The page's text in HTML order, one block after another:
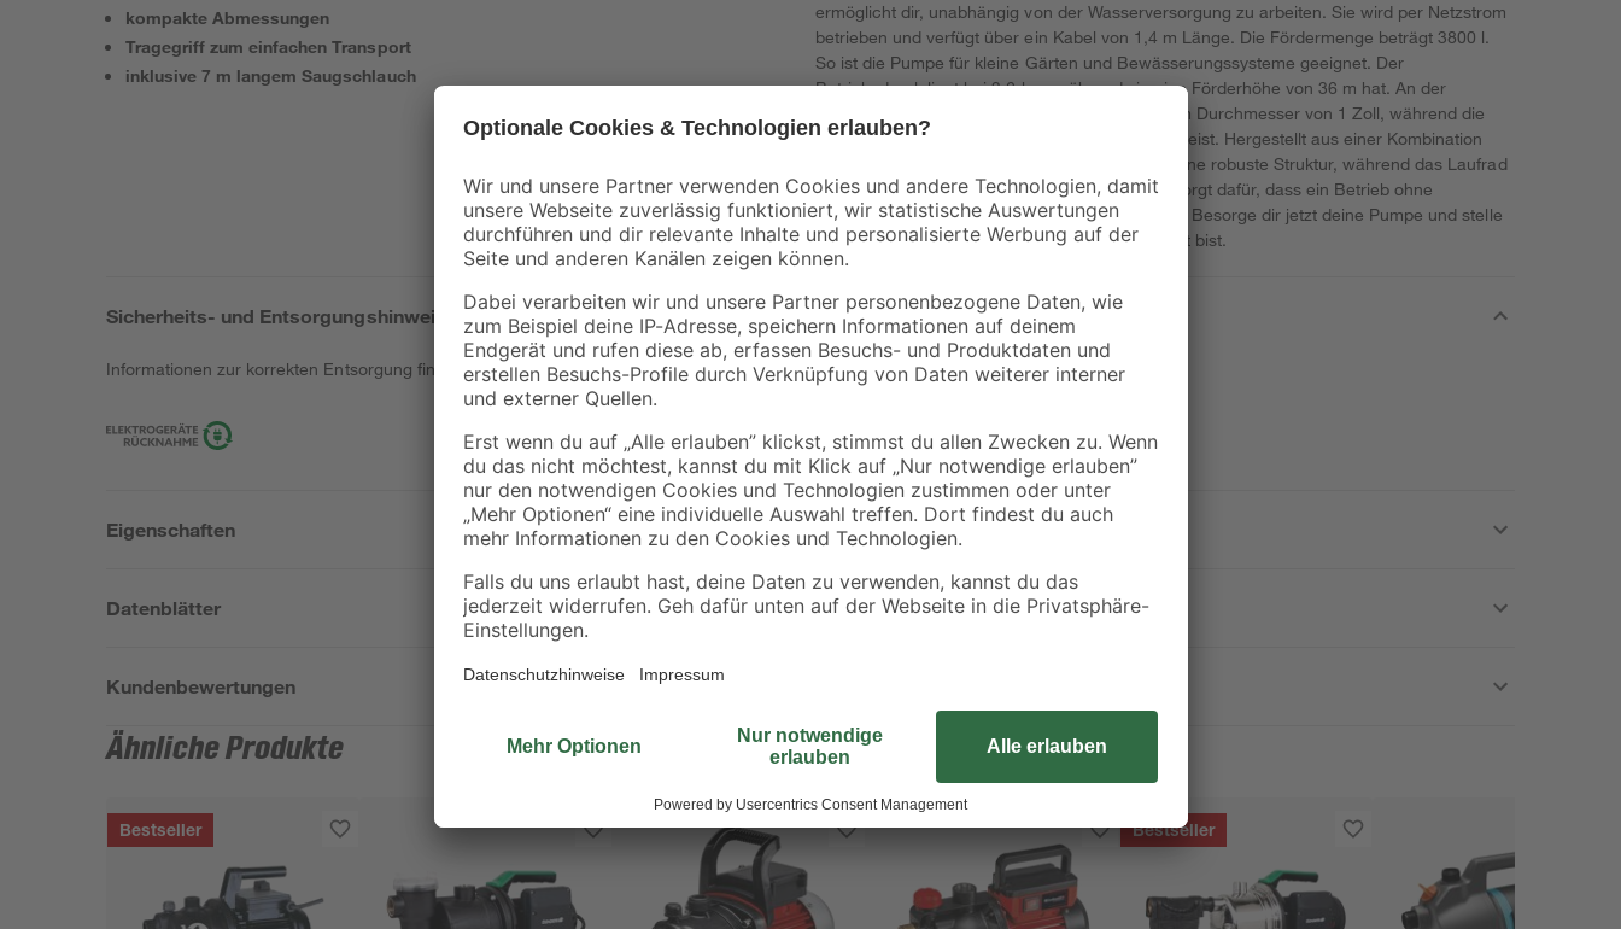
kompakte Abmessungen
Tragegriff zum einfachen Transport
inklusive 7 m langem Saugschlauch
ermöglicht dir, unabhängig von der Wasserversorgung zu arbeiten. Sie wird per Netzstrom
betrieben und verfügt über ein Kabel von 1,4 m Länge. Die Fördermenge beträgt 3800 l.
So ist die Pumpe für kleine Gärten und Bewässerungssysteme geeignet. Der
Betriebsdruck liegt bei 3,6 bar, während sie eine Förderhöhe von 36 m hat. An der
Druckseite befindet sich ein Anschluss mit einem Durchmesser von 1 Zoll, während die
Saugseite ebenfalls einen 1-Zoll-Anschluss aufweist. Hergestellt aus einer Kombination
von Kunststoff und Metall, bietet das Gehäuse eine robuste Struktur, während das Laufrad
aus Kunststoff besteht. Der Trockenlaufschutz sorgt dafür, dass ein Betrieb ohne
ausreichende Flüssigkeitszufuhr verhindert wird. Besorge dir jetzt deine Pumpe und stelle
sicher, dass du für alle Wasseraufgaben gerüstet bist.
Sicherheits- und Entsorgungshinweise
Informationen zur korrekten Entsorgung findest duhier.
Eigenschaften
Datenblätter
Kundenbewertungen
Ähnliche Produkte
Bestseller Bestseller